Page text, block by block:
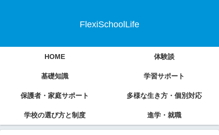
FlexiSchoolLife
HOME 体験談
基礎知識 学習サポート
保護者・家庭サポート 多様な生き方・個別対応
学校の選び方と制度 進学・就職